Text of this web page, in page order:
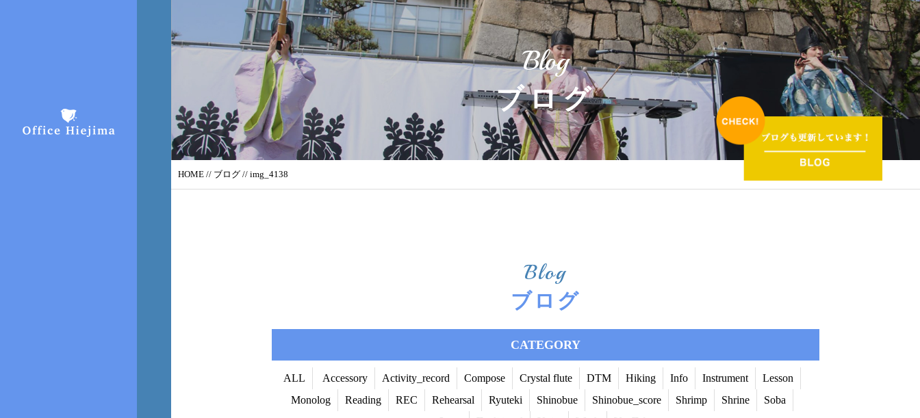
Blog
ブログ
HOME // ブログ // img_4138
Blog
ブログ
CATEGORY
ALL Accessory Activity_record Compose Crystal flute DTM Hiking Info Instrument
Lesson
Monolog
Reading REC Rehearsal Ryuteki Shinobue Shinobue_score Shrimp Shrine
Soba